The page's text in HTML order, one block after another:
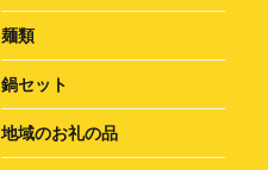
麺類
鍋セット
地域のお礼の品